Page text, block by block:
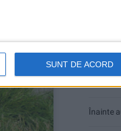
SUNT DE ACORD
Ultimul
ANUNŢ
Înainte